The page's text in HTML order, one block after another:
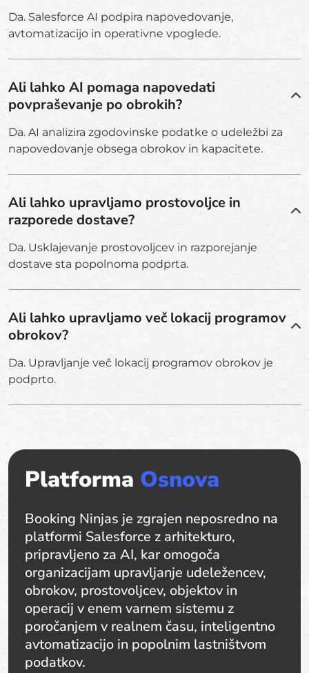
Da. Salesforce AI podpira napovedovanje,
avtomatizacijo in operativne vpoglede.
Ali lahko AI pomaga napovedati
povpraševanje po obrokih?
Da. AI analizira zgodovinske podatke o udeležbi za
napovedovanje obsega obrokov in kapacitete.
Ali lahko upravljamo prostovoljce in
razporede dostave?
Da. Usklajevanje prostovoljcev in razporejanje
dostave sta popolnoma podprta.
Ali lahko upravljamo več lokacij programov
obrokov?
Da. Upravljanje več lokacij programov obrokov je
podprto.
Platforma Osnova
Booking Ninjas je zgrajen neposredno na
platformi Salesforce z arhitekturo,
pripravljeno za AI, kar omogoča
organizacijam upravljanje udeležencev,
obrokov, prostovoljcev, objektov in
operacij v enem varnem sistemu z
poročanjem v realnem času, inteligentno
avtomatizacijo in popolnim lastništvom
podatkov.